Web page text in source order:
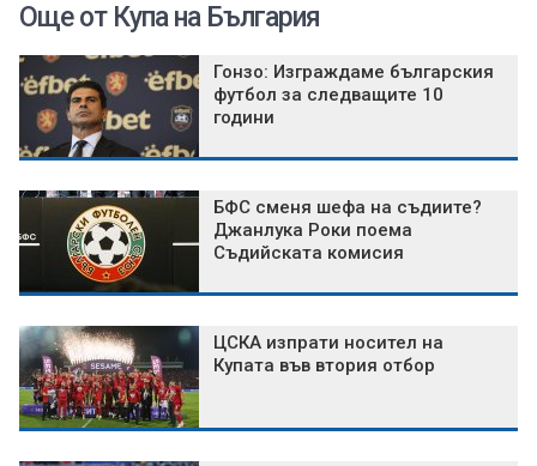
Още от Купа на България
Гонзо: Изграждаме българския
футбол за следващите 10
години
БФС сменя шефа на съдиите?
Джанлука Роки поема
Съдийската комисия
ЦСКА изпрати носител на
Купата във втория отбор